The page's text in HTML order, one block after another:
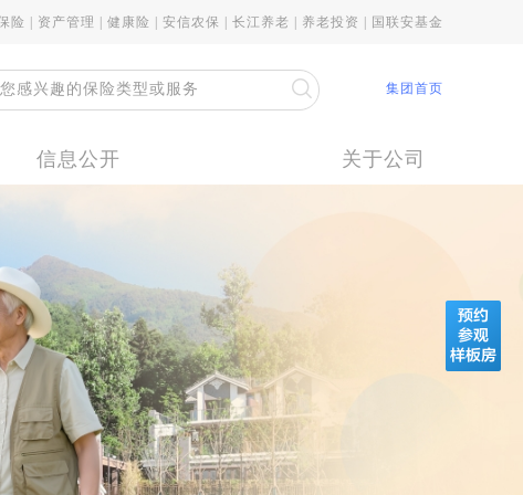
险 资产管理 健康险 安信农保 长江养老 养老投资 国联安基金
集团首页
信息公开 关于公司